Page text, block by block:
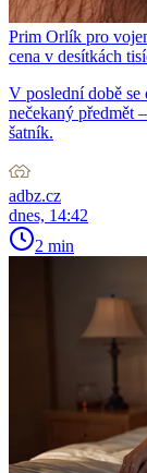
Prim Orlík pro
cena v desítkách
V poslední době se
nečekaný předmět
šatník.
adbz.cz
dnes, 14:42
2 min